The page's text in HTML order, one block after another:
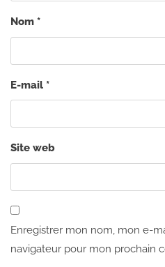
Nom *
E-mail *
Site web
Enregistrer mon nom, mon e-
navigateur pour mon prochain